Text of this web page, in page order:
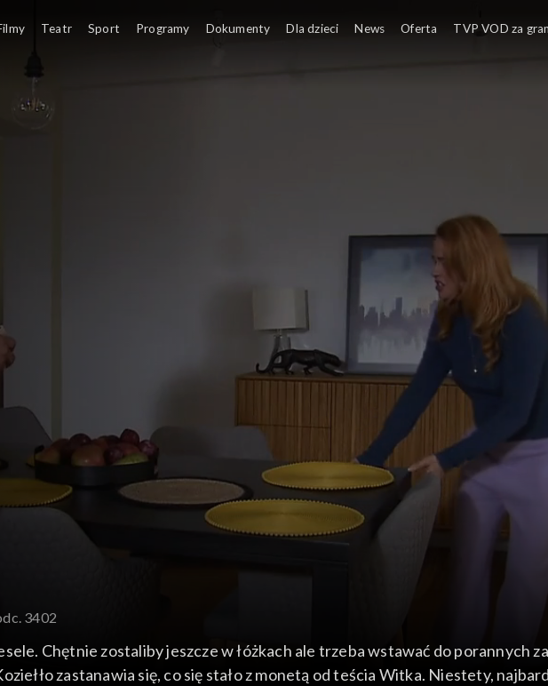
3402
Chętnie zostaliby jeszcze w łóżkach ale trzeba wstawać do porannych
zastanawia się, co się stało z monetą od teścia Witka. Niestety,
Teatr Sport Programy Dokumenty Dla dzieci News Oferta TVP VOD za